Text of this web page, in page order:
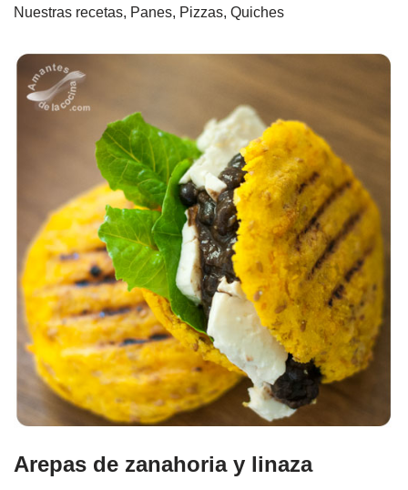
Nuestras recetas, Panes, Pizzas, Quiches
Arepas de zanahoria y linaza